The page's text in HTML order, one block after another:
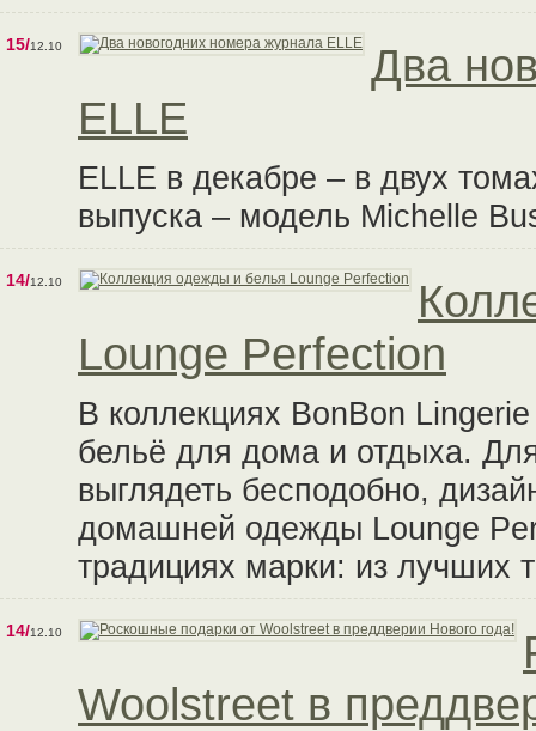
15/12.10
Два
ELLE
ELLE в декабре – в двух
выпуска – модель Michelle
14/12.10
Lounge Perfection
В коллекциях BonBon
бельё для дома и отдыха.
выглядеть бесподобно,
домашней одежды Lounge
традициях марки: из лучших
14/12.10
Woolstreet в